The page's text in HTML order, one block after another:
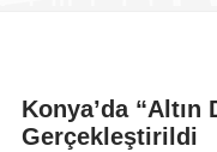
Konya’da
Gerçekleştirildi